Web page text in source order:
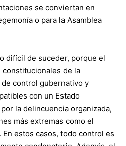
se conviertan en
o para la Asamblea
difícil de suceder, porque el
de la
control gubernativo y
con un Estado
la delincuencia organizada,
más extremas como el
estos casos, todo control es